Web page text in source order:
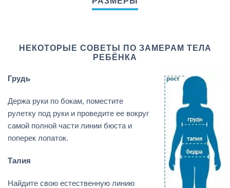
НЕКОТОРЫЕ СОВЕТЫ ПО ЗАМЕРАМ ТЕЛА
РЕБЁНКА
Грудь
Держа руки по бокам, поместите
рулетку под руки и проведите ее вокруг
самой полной части линии бюста и
поперек лопаток.
Талия
Найдите свою естественную линию